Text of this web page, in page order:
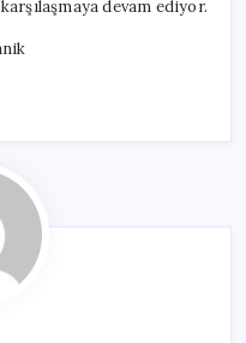
devam ediyor.